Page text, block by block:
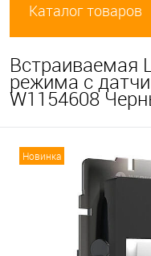
Каталог товаров
Встраиваемая
режима с
W1154608
Новинка